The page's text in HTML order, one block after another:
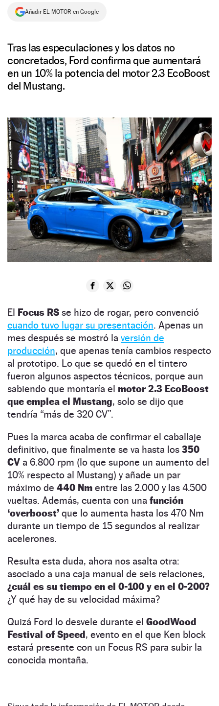
NEWSLETTER
SÍGUENOS
Añadir EL MOTOR en Google
Tras las especulaciones y los datos no
concretados, Ford confirma que aumentará
en un 10% la potencia del motor 2.3 EcoBoost
del Mustang.
El Focus RS se hizo de rogar, pero convenció
cuando tuvo lugar su presentación. Apenas un
mes después se mostró la versión de
producción, que apenas tenía cambios respecto
al prototipo. Lo que se quedó en el tintero
fueron algunos aspectos técnicos, porque aun
sabiendo que montaría el motor 2.3 EcoBoost
que emplea el Mustang, solo se dijo que
tendría “más de 320 CV”.
Pues la marca acaba de confirmar el caballaje
definitivo, que finalmente se va hasta los 350
CV a 6.800 rpm (lo que supone un aumento del
10% respecto al Mustang) y añade un par
máximo de 440 Nm entre las 2.000 y las 4.500
vueltas. Además, cuenta con una función
‘overboost’ que lo aumenta hasta los 470 Nm
durante un tiempo de 15 segundos al realizar
acelerones.
Resulta esta duda, ahora nos asalta otra:
asociado a una caja manual de seis relaciones,
¿cuál es su tiempo en el 0-100 y en el 0-200?
¿Y qué hay de su velocidad máxima?
Quizá Ford lo desvele durante el GoodWood
Festival of Speed, evento en el que Ken block
estará presente con un Focus RS para subir la
conocida montaña.